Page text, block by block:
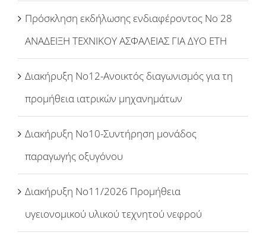
Πρόσκληση εκδήλωσης ενδιαφέροντος Νο 28
ΑΝΑΔΕΙΞΗ ΤΕΧΝΙΚΟΥ ΑΣΦΑΛΕΙΑΣ ΓΙΑ ΔΥΟ ΕΤΗ
Διακήρυξη Νο12-Ανοικτός διαγωνισμός για τη
προμήθεια ιατρικών μηχανημάτων
Διακήρυξη Νο10-Συντήρηση μονάδος
παραγωγής οξυγόνου
Διακήρυξη Νο11/2026 Προμήθεια
υγειονομικού υλικού τεχνητού νεφρού